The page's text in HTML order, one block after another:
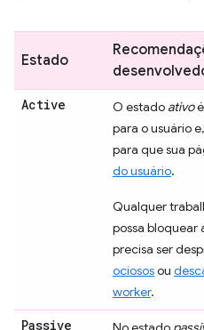
Estado
Active O estado ativo
para o usuário
para que sua
do usuário.
Qualquer
possa bloquear
precisa ser
ociososou
worker.
Passive